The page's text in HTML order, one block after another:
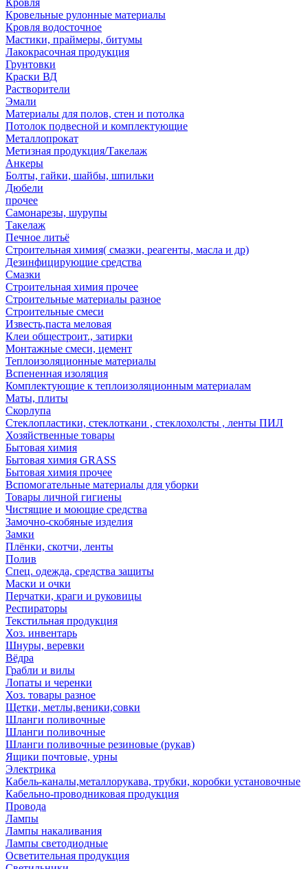
Кровля
Кровельные рулонные материалы
Кровля водосточное
Мастики, праймеры, битумы
Лакокрасочная продукция
Грунтовки
Краски ВД
Растворители
Эмали
Материалы для полов, стен и потолка
Потолок подвесной и комплектующие
Металлопрокат
Метизная продукция/Такелаж
Анкеры
Болты, гайки, шайбы, шпильки
Дюбели
прочее
Самонарезы, шурупы
Такелаж
Печное литьё
Строительная химия( смазки, реагенты, масла и др)
Дезинфицирующие средства
Смазки
Строительная химия прочее
Строительные материалы разное
Строительные смеси
Известь,паста меловая
Клеи общестроит., затирки
Монтажные смеси, цемент
Теплоизоляционные материалы
Вспененная изоляция
Комплектующие к теплоизоляционным материалам
Маты, плиты
Скорлупа
Стеклопластики, стеклоткани , стеклохолсты , ленты ПИЛ
Хозяйственные товары
Бытовая химия
Бытовая химия GRASS
Бытовая химия прочее
Вспомогательные материалы для уборки
Товары личной гигиены
Чистящие и моющие средства
Замочно-скобяные изделия
Замки
Плёнки, скотчи, ленты
Полив
Спец. одежда, средства защиты
Маски и очки
Перчатки, краги и руковицы
Респираторы
Текстильная продукция
Хоз. инвентарь
Шнуры, веревки
Вёдра
Грабли и вилы
Лопаты и черенки
Хоз. товары разное
Щетки, метлы,веники,совки
Шланги поливочные
Шланги поливочные
Шланги поливочные резиновые (рукав)
Ящики почтовые, урны
Электрика
Кабель-каналы,металлорукава, трубки, коробки установочные
Кабельно-проводниковая продукция
Провода
Лампы
Лампы накаливания
Лампы светодиодные
Осветительная продукция